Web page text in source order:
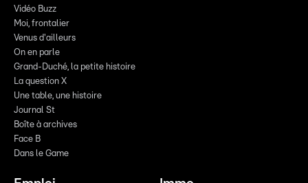
Vidéo Buzz
Moi, frontalier
Venus d'ailleurs
On en parle
Grand-Duché, la petite histoire
La question X
Une table, une histoire
Journal St
Boîte à archives
Face B
Dans le Game